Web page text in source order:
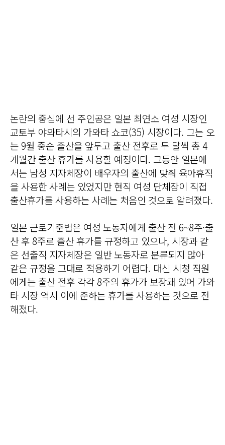
논란의 중심에 선 주인공은 일본 최연소 여성 시장인
교토부 야와타시의 가와타 쇼코(35) 시장이다. 그는 오
는 9월 중순 출산을 앞두고 출산 전후로 두 달씩 총 4
개월간 출산 휴가를 사용할 예정이다. 그동안 일본에
서는 남성 지자체장이 배우자의 출산에 맞춰 육아휴직
을 사용한 사례는 있었지만 현직 여성 단체장이 직접
출산휴가를 사용하는 사례는 처음인 것으로 알려졌다.
일본 근로기준법은 여성 노동자에게 출산 전 6~8주·출
산 후 8주로 출산 휴가를 규정하고 있으나, 시장과 같
은 선출직 지자체장은 일반 노동자로 분류되지 않아
같은 규정을 그대로 적용하기 어렵다. 대신 시청 직원
에게는 출산 전후 각각 8주의 휴가가 보장돼 있어 가와
타 시장 역시 이에 준하는 휴가를 사용하는 것으로 전
해졌다.